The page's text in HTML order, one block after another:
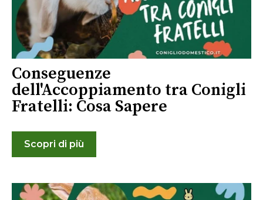
Conseguenze
dell'Accoppiamento tra Conigli
Fratelli: Cosa Sapere
Scopri di più